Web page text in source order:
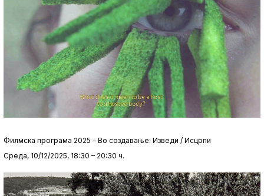
Филмска програма 2025 - Во создавање: Изведи / Исцрпи
Среда, 10/12/2025, 18:30 – 20:30 ч.